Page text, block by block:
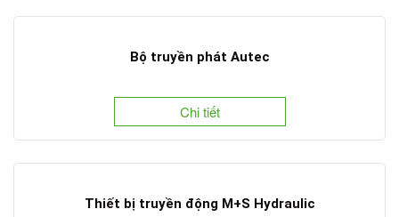
Bộ truyền phát Autec
Chi tiết
Thiết bị truyền động M+S Hydraulic